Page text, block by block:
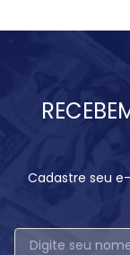
Cadastre seu